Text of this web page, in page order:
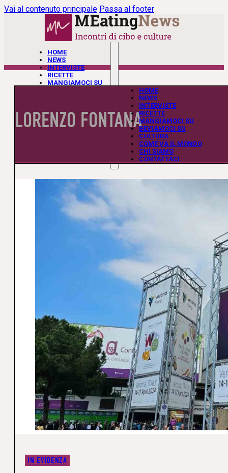
Vai al contenuto principale Passa al footer
HOME
NEWS
INTERVISTE
RICETTE
MANGIAMOCI SU
CHI SIAMO
CONTATTACI
HOME
NEWS
INTERVISTE
RICETTE
MANGIAMOCI SU
BEVIAMOCI SU
CULTURA
COME VA IL MONDO
CHI SIAMO
CONTATTACI
LORENZO FONTANA
IN EVIDENZA